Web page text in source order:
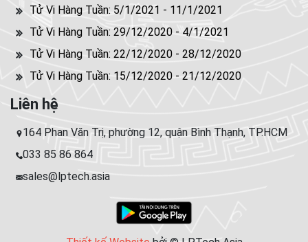
Tử Vi Hàng Tuần: 5/1/2021 - 11/1/2021
Tử Vi Hàng Tuần: 29/12/2020 - 4/1/2021
Tử Vi Hàng Tuần: 22/12/2020 - 28/12/2020
Tử Vi Hàng Tuần: 15/12/2020 - 21/12/2020
Liên hệ
164 Phan Văn Trị, phường 12, quận Bình Thạnh, TP.HCM
033 85 86 864
sales@lptech.asia